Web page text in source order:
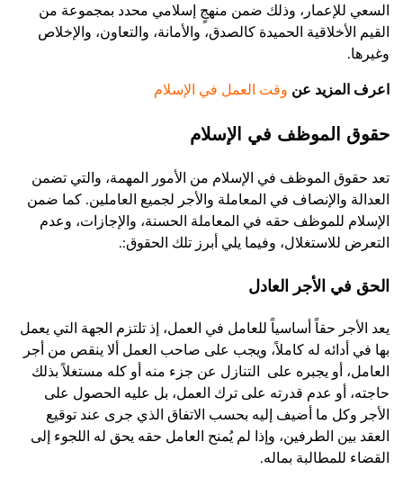
السعي للإعمار، وذلك ضمن منهجٍ إسلامي محدد بمجموعة من
القيم الأخلاقية الحميدة كالصدق، والأمانة، والتعاون، والإخلاص
وغيرها.
اعرف المزيد عن وقت العمل في الإسلام
حقوق الموظف في الإسلام
تعد حقوق الموظف في الإسلام من الأمور المهمة، والتي تضمن
العدالة والإنصاف في المعاملة والأجر لجميع العاملين. كما ضمن
الإسلام للموظف حقه في المعاملة الحسنة، والإجازات، وعدم
التعرض للاستغلال، وفيما يلي أبرز تلك الحقوق:.
الحق في الأجر العادل
يعد الأجر حقاً أساسياً للعامل في العمل، إذ تلتزم الجهة التي يعمل
بها في أدائه له كاملاً، ويجب على صاحب العمل ألا ينقص من أجر
العامل، أو يجبره على التنازل عن جزء منه أو كله مستغلاً بذلك
حاجته، أو عدم قدرته على ترك العمل، بل عليه الحصول على
الأجر وكل ما أضيف إليه بحسب الاتفاق الذي جرى عند توقيع
العقد بين الطرفين، وإذا لم يُمنح العامل حقه يحق له اللجوء إلى
القضاء للمطالبة بماله.